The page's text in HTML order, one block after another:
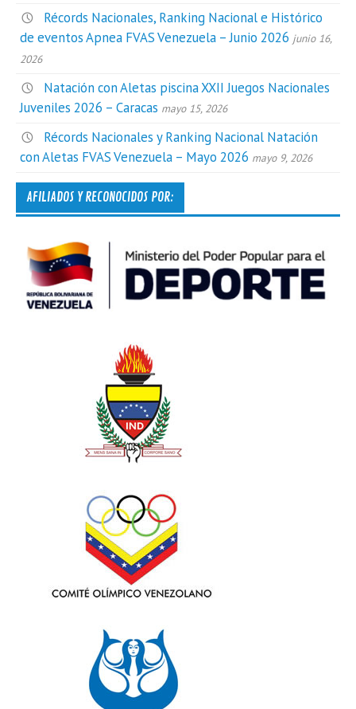
Récords Nacionales, Ranking Nacional e Histórico
de eventos Apnea FVAS Venezuela – Junio 2026 junio 16,
2026
Natación con Aletas piscina XXII Juegos Nacionales
Juveniles 2026 – Caracas mayo 15, 2026
Récords Nacionales y Ranking Nacional Natación
con Aletas FVAS Venezuela – Mayo 2026 mayo 9, 2026
AFILIADOS Y RECONOCIDOS POR: